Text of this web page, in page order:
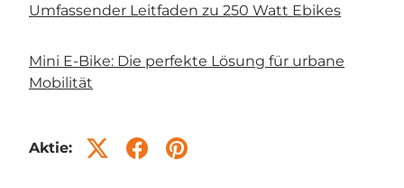
Umfassender Leitfaden zu 250 Watt Ebikes
Mini E-Bike: Die perfekte Lösung für urbane
Mobilität
Aktie: